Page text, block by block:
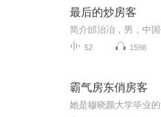
最后的炒房客
52 1598
霸气房东俏房客